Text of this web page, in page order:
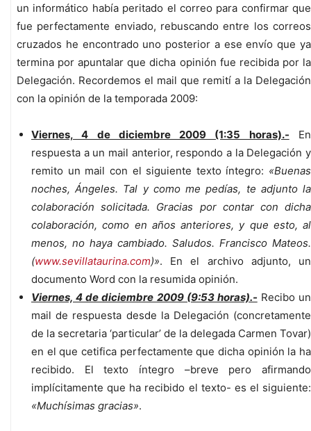
un informático había peritado el correo para confirmar que
fue perfectamente enviado, rebuscando entre los correos
cruzados he encontrado uno posterior a ese envío que ya
termina por apuntalar que dicha opinión fue recibida por la
Delegación. Recordemos el mail que remití a la Delegación
con la opinión de la temporada 2009:
Viernes, 4 de diciembre 2009 (1:35 horas).- En
respuesta a un mail anterior, respondo a la Delegación y
remito un mail con el siguiente texto íntegro: «Buenas
noches, Ángeles. Tal y como me pedías, te adjunto la
colaboración solicitada. Gracias por contar con dicha
colaboración, como en años anteriores, y que esto, al
menos, no haya cambiado. Saludos. Francisco Mateos.
(www.sevillataurina.com)». En el archivo adjunto, un
documento Word con la resumida opinión.
Viernes, 4 de diciembre 2009 (9:53 horas).- Recibo un
mail de respuesta desde la Delegación (concretamente
de la secretaria ‘particular’ de la delegada Carmen Tovar)
en el que cetifica perfectamente que dicha opinión la ha
recibido. El texto íntegro –breve pero afirmando
implícitamente que ha recibido el texto- es el siguiente:
«Muchísimas gracias».